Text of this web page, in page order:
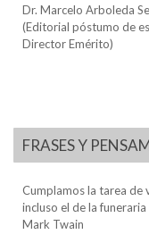
Dr. Marcelo Arboleda
(Editorial póstumo de
Director Emérito)
FRASES Y
Cumplamos la tarea de
incluso el de la funeraria
Mark Twain